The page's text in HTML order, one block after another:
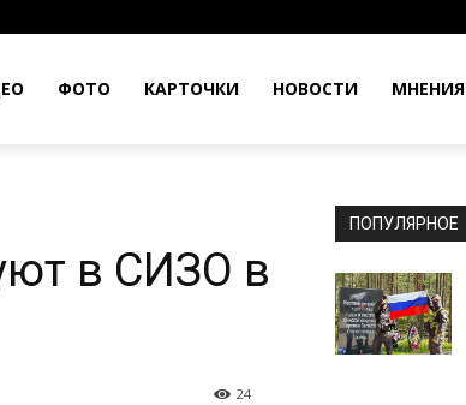
ФОТО КАРТОЧКИ НОВОСТИ МНЕНИЯ
в СИЗО в
24
ПОПУЛЯРНОЕ